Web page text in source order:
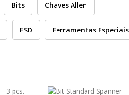
Bits Chaves Allen
ESD Ferramentas Especiais